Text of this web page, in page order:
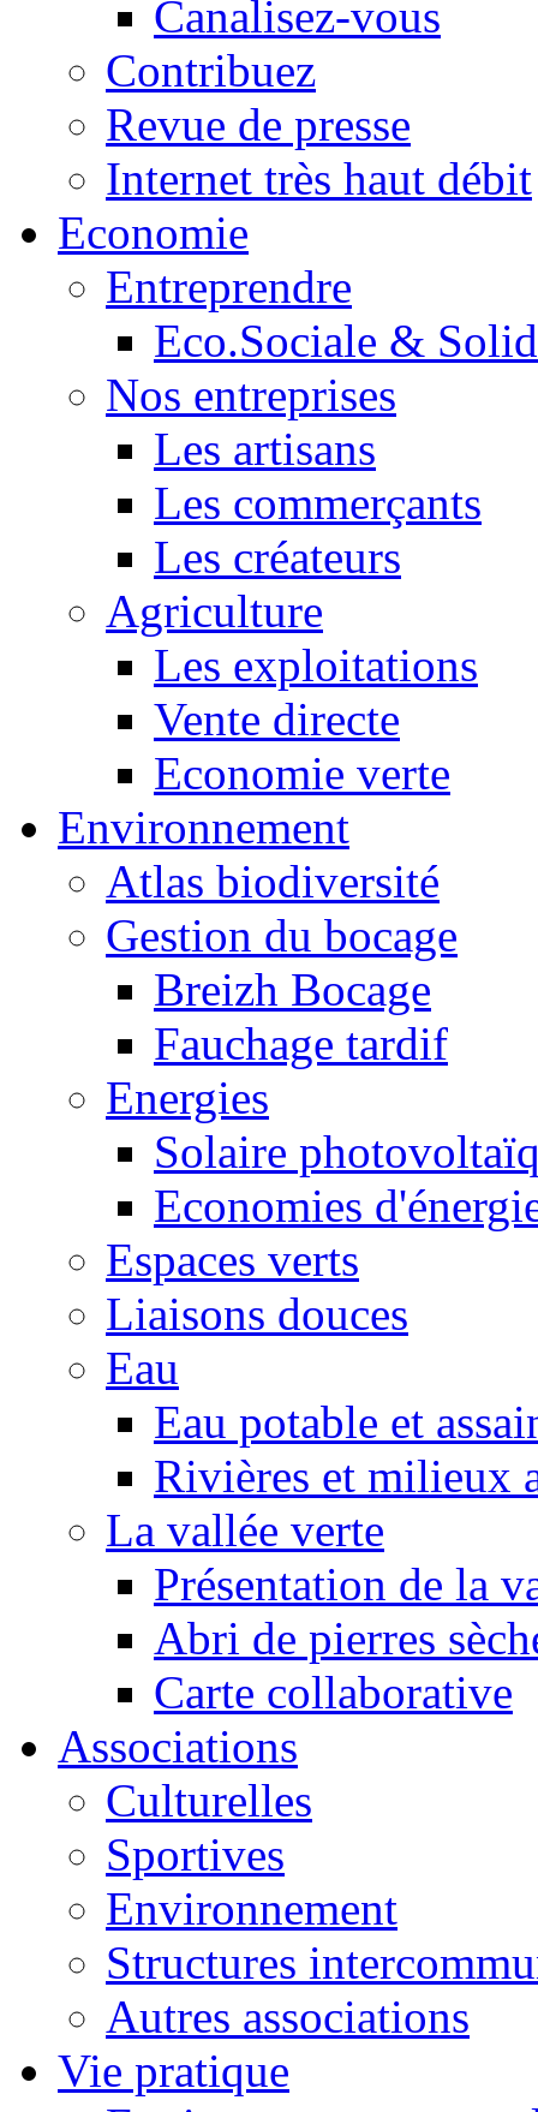
Canalisez-vous
Contribuez
Revue de presse
Internet très haut débit
Economie
Entreprendre
Eco.Sociale &
Nos entreprises
Les artisans
Les commerçants
Les créateurs
Agriculture
Les exploitations
Vente directe
Economie verte
Environnement
Atlas biodiversité
Gestion du bocage
Breizh Bocage
Fauchage tardif
Energies
Solaire
Economies
Espaces verts
Liaisons douces
Eau
Eau potable et
Rivières et milieux
La vallée verte
Présentation de la
Abri de pierres
Carte collaborative
Associations
Culturelles
Sportives
Environnement
Structures
Autres associations
Vie pratique